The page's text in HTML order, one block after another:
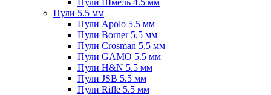
Пули 5.5 мм
Пули Apolo 5.5 мм
Пули Borner 5.5 мм
Пули Crosman 5.5 мм
Пули GAMO 5.5 мм
Пули H&N 5.5 мм
Пули JSB 5.5 мм
Пули Rifle 5.5 мм